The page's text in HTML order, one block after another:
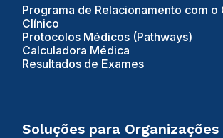
Programa de Relacionamento com o
Clínico
Protocolos Médicos (Pathways)
Calculadora Médica
Resultados de Exames
Soluções para Organizações